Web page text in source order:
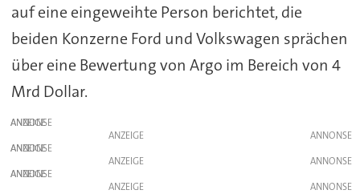
auf eine eingeweihte Person berichtet, die
beiden Konzerne Ford und Volkswagen sprächen
über eine Bewertung von Argo im Bereich von 4
Mrd Dollar.
ANZEIGE
ANZEIGE
ANZEIGE
ANZEIGE
ANZEIGE
ANZEIGE